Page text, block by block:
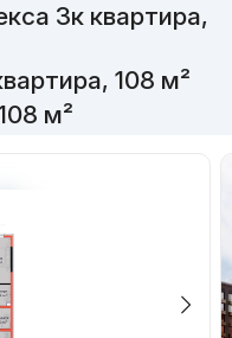
3к квартира,
108 м²
м²